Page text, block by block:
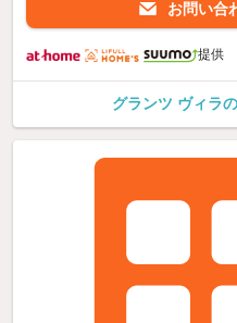
お問い合
提供
グランツ ヴィラ